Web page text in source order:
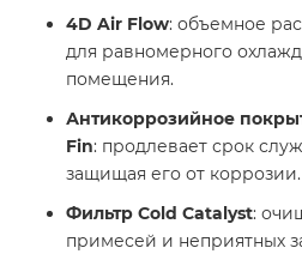
4D Air Flow: объемное
для равномерного
помещения.​
Антикоррозийное
Fin: продлевает срок
защищая его от коррозии.​
Фильтр Cold Catalyst:
примесей и неприятных